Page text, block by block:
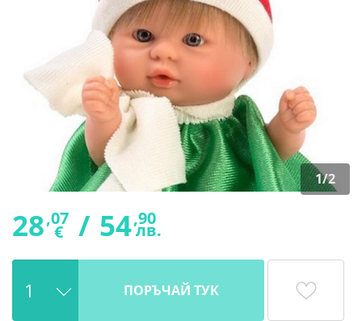
1/2
28,07
€ / 54,90
лв.
ПОРЪЧАЙ ТУК